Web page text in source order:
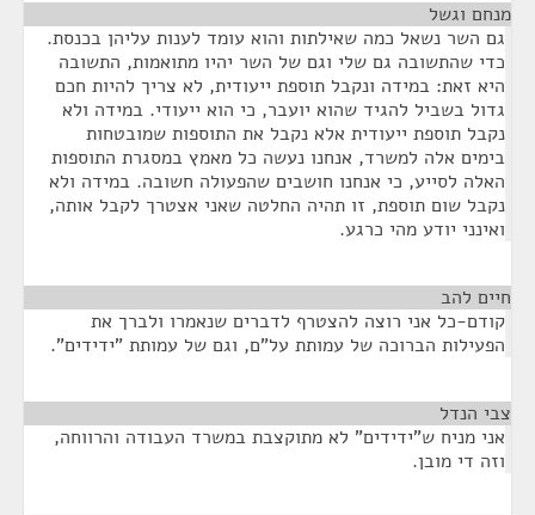
מנחם וגשל
גם השר נשאל כמה שאילתות והוא עומד לענות עליהן בכנסת.
כדי שהתשובה גם שלי וגם של השר יהיו מתואמות, התשובה
היא זאת: במידה ונקבל תוספת ייעודית, לא צריך להיות חכם
גדול בשביל להגיד שהוא יועבר, כי הוא ייעודי. במידה ולא
נקבל תוספת ייעודית אלא נקבל את התוספות שמובטחות
בימים אלה למשרד, אנחנו נעשה כל מאמץ במסגרת התוספות
האלה לסייע, כי אנחנו חושבים שהפעולה חשובה. במידה ולא
נקבל שום תוספת, זו תהיה החלטה שאני אצטרך לקבל אותה,
ואינני יודע מהי כרגע.
חיים להב
קודם-כל אני רוצה להצטרף לדברים שנאמרו ולברך את
הפעילות הברוכה של עמותת על"ם, וגם של עמותת "ידידים".
צבי הנדל
אני מניח ש"ידידים" לא מתוקצבת במשרד העבודה והרווחה,
וזה די מובן.